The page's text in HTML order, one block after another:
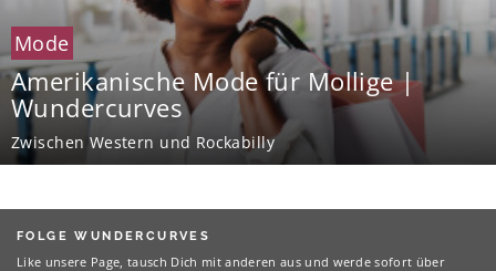
Mode
Amerikanische Mode für Mollige |
Wundercurves
Zwischen Western und Rockabilly
FOLGE WUNDERCURVES
Like unsere Page, tausch Dich mit anderen aus und werde sofort über